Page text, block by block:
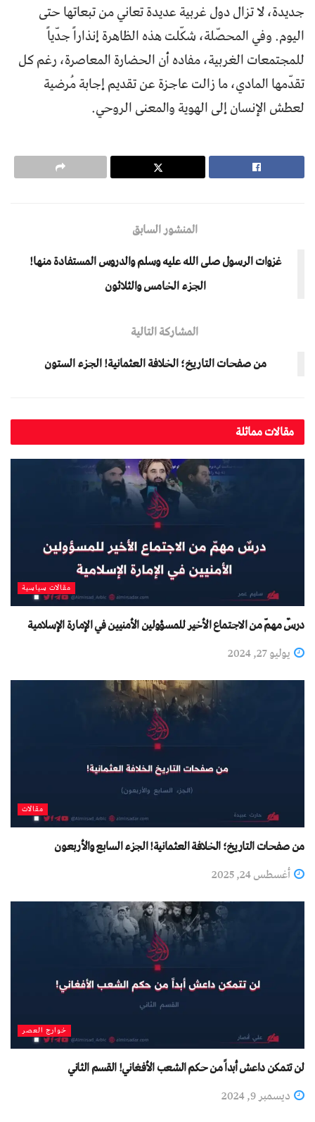
جديدة، لا تزال دول غربية عديدة تعاني من تبعاتها حتى
اليوم. وفي المحصّلة، شكّلت هذه الظاهرة إنذاراً جدّياً
للمجتمعات الغربية، مفاده أن الحضارة المعاصرة، رغم كل
تقدّمها المادي، ما زالت عاجزة عن تقديم إجابة مُرضية
لعطش الإنسان إلى الهوية والمعنى الروحي.
المنشور السابق
غزوات الرسول صلى الله عليه وسلم والدروس المستفادة منها!
الجزء الخامس والثلاثون
المشاركة التالية
من صفحات التاريخ؛ الخلافة العثمانیة! الجزء الستون
مقالات مماثلة
مقالات سياسية
درسٌ مهمّ من الاجتماع الأخير للمسؤولين الأمنيين في الإمارة الإسلامية
يوليو 27, 2024
مقالات
من صفحات التاريخ؛ الخلافة العثمانية! الجزء السابع والأربعون
أغسطس 24, 2025
خوارج العصر
لن تتمكن داعش أبداً من حكم الشعب الأفغاني! القسم الثاني
ديسمبر 9, 2024